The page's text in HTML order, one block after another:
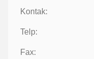
Kontak:
Telp:
Fax: